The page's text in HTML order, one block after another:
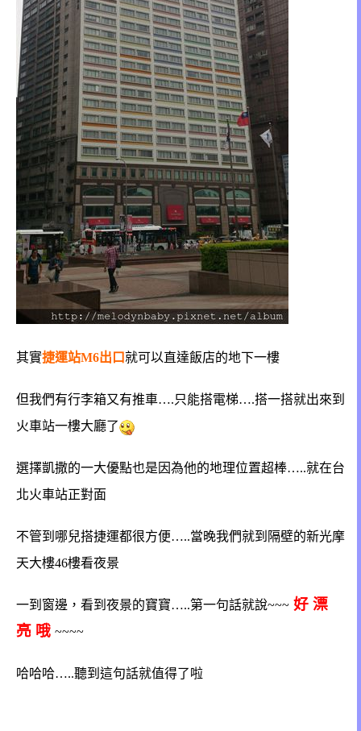
其實捷運站M6出口就可以直達飯店的地下一樓
但我們有行李箱又有推車….只能搭電梯….搭一搭就出來到
火車站一樓大廳了
選擇凱撒的一大優點也是因為他的地理位置超棒…..就在台
北火車站正對面
不管到哪兒搭捷運都很方便…..當晚我們就到隔壁的新光摩
天大樓46樓看夜景
一到窗邊，看到夜景的寶寶…..第一句話就說~~~ 好 漂
亮 哦 ~~~~
哈哈哈…..聽到這句話就值得了啦